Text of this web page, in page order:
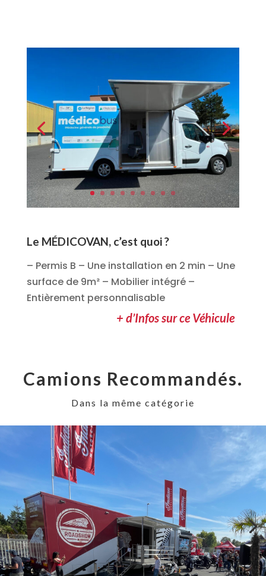
Le MÉDICOVAN, c’est quoi ?
– Permis B – Une installation en 2 min – Une
surface de 9m² – Mobilier intégré –
Entièrement personnalisable
+ d’Infos sur ce Véhicule
Camions Recommandés.
Dans la même catégorie